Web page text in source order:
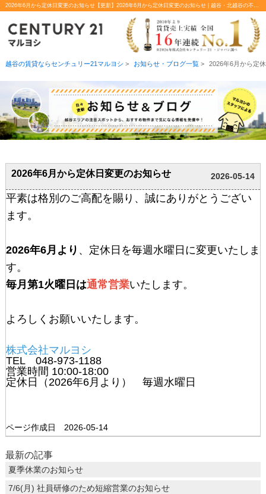
2026年6月から定休日変更のお知らせ【更新】2026年6月から定休日変更のお知らせ | 越谷・北越谷の不動産のことならセンチュリー21マルヨシ
越谷の賃貸ならセンチュリー21マルヨシ > お知らせ・ブログ一覧> 2026年6月から定
2026年6月から定休日変更のお知らせ 2026-05-14
平素は格別のご高配を賜り、誠にありがとうござい
ます。
2026年6月より 、定休日を毎週水曜日に変更いたしま
す。
毎月第1火曜日は通常営業いたします。
よろしくお願いいたします。
株式会社マルヨシ
TEL 048-973-1188
営業時間 10:00-18:00
定休日（2026年6月より） 毎週水曜日
ページ作成日 2026-05-14
最新の記事
夏季休業のお知らせ
7/6(月) 社員研修のため短縮営業のお知らせ